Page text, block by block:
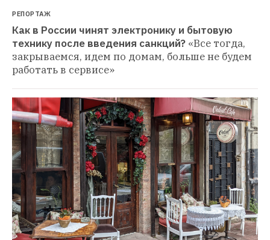
РЕПОРТАЖ
Как в России чинят электронику и бытовую
технику после введения санкций? «Все тогда,
закрываемся, идем по домам, больше не будем
работать в сервисе»